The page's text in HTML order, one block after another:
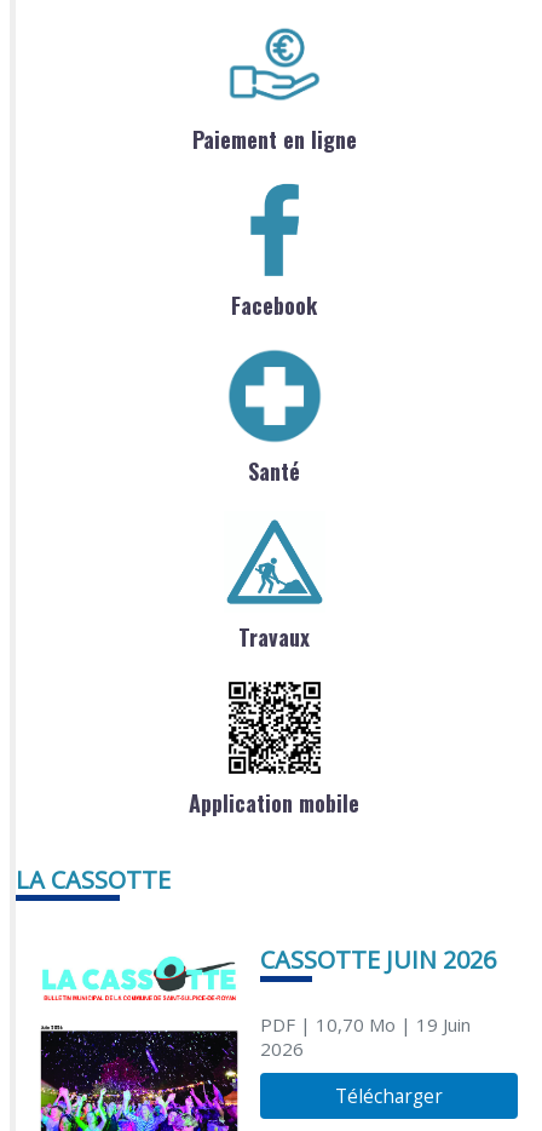
Paiement en ligne
Facebook
Santé
Travaux
Application mobile
LA CASSOTTE
CASSOTTE JUIN 2026
PDF| 10,70 Mo | 19 Juin
2026
Télécharger